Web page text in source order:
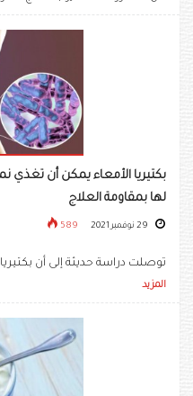
بكتيريا الأمعاء يمكن أن
لها بمقاومة العلاج
589
توصلت دراسة حديثة إلى أن
المزيد